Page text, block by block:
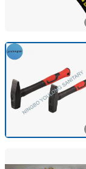
Ningbo Youlong
Zhejiang,
Shandong